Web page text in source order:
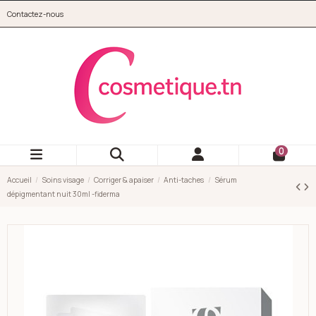
Contactez-nous
0
Accueil Soins visage Corriger & apaiser Anti-taches
Sérum
dépigmentant nuit 30ml -fiderma